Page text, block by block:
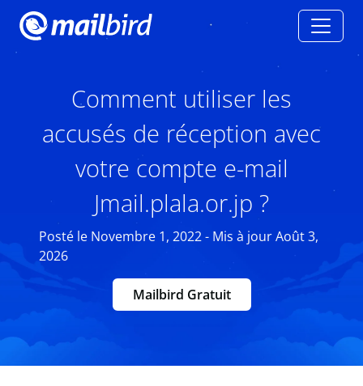
Comment utiliser les
accusés de réception avec
votre compte e-mail
Jmail.plala.or.jp ?
Posté le Novembre 1, 2022 - Mis à jour Août 3,
2026
Mailbird Gratuit